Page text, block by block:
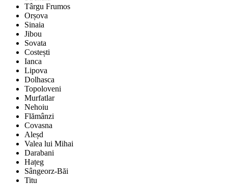
Târgu Frumos
Orșova
Sinaia
Jibou
Sovata
Costești
Ianca
Lipova
Dolhasca
Topoloveni
Murfatlar
Nehoiu
Flămânzi
Covasna
Aleșd
Valea lui Mihai
Darabani
Hațeg
Sângeorz-Băi
Titu